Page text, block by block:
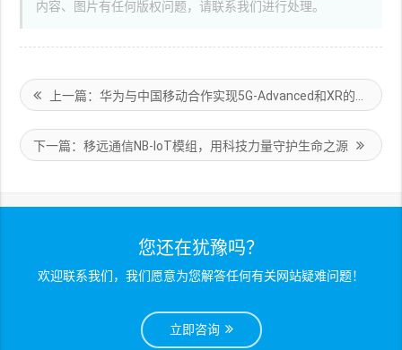
内容、图片有任何版权问题，请联系我们进行处理。
上一篇：华为与中国移动合作实现5G-Advanced和XR的协同发展
下一篇：移远通信NB-loT模组，用科技力量守护生命之源
您还在犹豫吗？
欢迎联系我们，我们愿意为您解答任何有关网站疑难问题！
立即咨询